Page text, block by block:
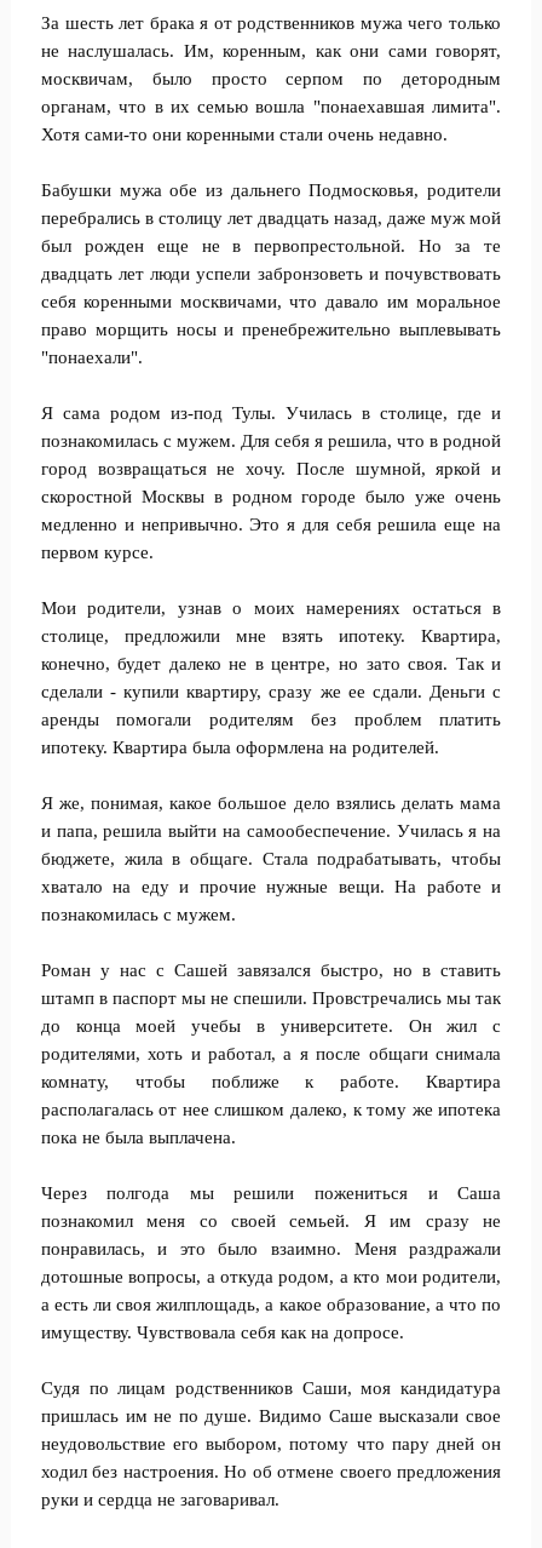
За шесть лет брака я от родственников мужа чего только
не наслушалась. Им, коренным, как они сами говорят,
москвичам, было просто серпом по детородным
органам, что в их семью вошла "понаехавшая лимита".
Хотя сами-то они коренными стали очень недавно.
Бабушки мужа обе из дальнего Подмосковья, родители
перебрались в столицу лет двадцать назад, даже муж мой
был рожден еще не в первопрестольной. Но за те
двадцать лет люди успели забронзоветь и почувствовать
себя коренными москвичами, что давало им моральное
право морщить носы и пренебрежительно выплевывать
"понаехали".
Я сама родом из-под Тулы. Училась в столице, где и
познакомилась с мужем. Для себя я решила, что в родной
город возвращаться не хочу. После шумной, яркой и
скоростной Москвы в родном городе было уже очень
медленно и непривычно. Это я для себя решила еще на
первом курсе.
Мои родители, узнав о моих намерениях остаться в
столице, предложили мне взять ипотеку. Квартира,
конечно, будет далеко не в центре, но зато своя. Так и
сделали - купили квартиру, сразу же ее сдали. Деньги с
аренды помогали родителям без проблем платить
ипотеку. Квартира была оформлена на родителей.
Я же, понимая, какое большое дело взялись делать мама
и папа, решила выйти на самообеспечение. Училась я на
бюджете, жила в общаге. Стала подрабатывать, чтобы
хватало на еду и прочие нужные вещи. На работе и
познакомилась с мужем.
Роман у нас с Сашей завязался быстро, но в ставить
штамп в паспорт мы не спешили. Провстречались мы так
до конца моей учебы в университете. Он жил с
родителями, хоть и работал, а я после общаги снимала
комнату, чтобы поближе к работе. Квартира
располагалась от нее слишком далеко, к тому же ипотека
пока не была выплачена.
Через полгода мы решили пожениться и Саша
познакомил меня со своей семьей. Я им сразу не
понравилась, и это было взаимно. Меня раздражали
дотошные вопросы, а откуда родом, а кто мои родители,
а есть ли своя жилплощадь, а какое образование, а что по
имуществу. Чувствовала себя как на допросе.
Судя по лицам родственников Саши, моя кандидатура
пришлась им не по душе. Видимо Саше высказали свое
неудовольствие его выбором, потому что пару дней он
ходил без настроения. Но об отмене своего предложения
руки и сердца не заговаривал.